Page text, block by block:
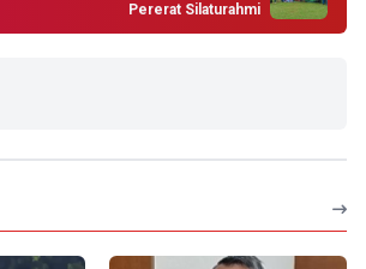
Pererat Silaturahmi